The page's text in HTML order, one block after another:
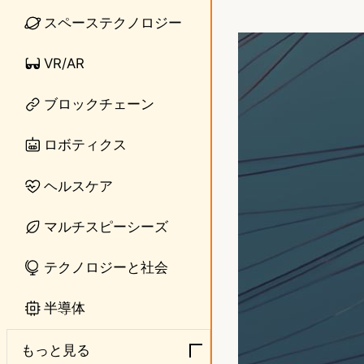
スペーステクノロジー
VR/AR
ブロックチェーン
ロボティクス
ヘルスケア
マルチスピーシーズ
テクノロジーと社会
半導体
もっと見る
n
e
s